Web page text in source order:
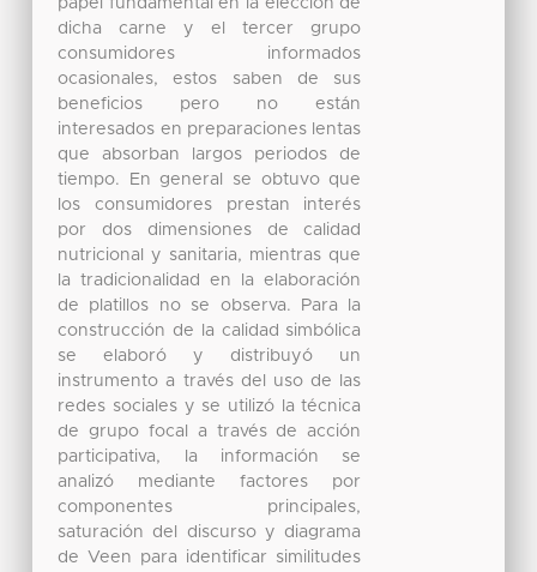
papel fundamental en la elección de
dicha carne y el tercer grupo
consumidores informados
ocasionales, estos saben de sus
beneficios pero no están
interesados en preparaciones lentas
que absorban largos periodos de
tiempo. En general se obtuvo que
los consumidores prestan interés
por dos dimensiones de calidad
nutricional y sanitaria, mientras que
la tradicionalidad en la elaboración
de platillos no se observa. Para la
construcción de la calidad simbólica
se elaboró y distribuyó un
instrumento a través del uso de las
redes sociales y se utilizó la técnica
de grupo focal a través de acción
participativa, la información se
analizó mediante factores por
componentes principales,
saturación del discurso y diagrama
de Veen para identificar similitudes